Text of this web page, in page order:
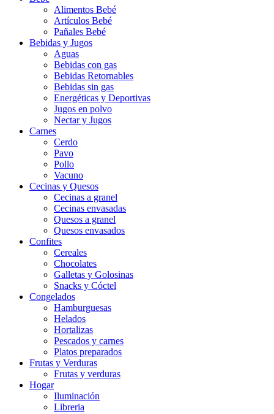
Alimentos Bebé
Artículos Bebé
Pañales Bebé
Bebidas y Jugos
Aguas
Bebidas con gas
Bebidas Retornables
Bebidas sin gas
Energéticas y Deportivas
Jugos en polvo
Nectar y Jugos
Carnes
Cerdo
Pavo
Pollo
Vacuno
Cecinas y Quesos
Cecinas a granel
Cecinas envasadas
Quesos a granel
Quesos envasados
Confites
Cereales
Chocolates
Galletas y Golosinas
Snacks y Cóctel
Congelados
Hamburguesas
Helados
Hortalizas
Pescados y carnes
Platos preparados
Frutas y Verduras
Frutas y verduras
Hogar
Iluminación
Libreria